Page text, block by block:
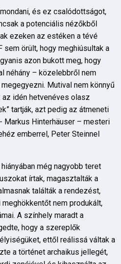
és ez csalódottságot,
a potenciális nézőkből
ezeken az estéken a tévé
sem örült, hogy meghiúsultak a
azon bukott meg, hogy
néhány – közelebbről nem
Mutival nem könnyű
idén hetvenéves olasz
tartják, azt pedig az átmeneti
Markus Hinterhäuser – mesteri
emberrel, Peter Steinnel
még nagyobb teret
írtak, magasztalták a
találták a rendezést,
nem produkált,
A színhely maradt a
hogy a szereplők
ettől reálissá váltak a
a történet archaikus jellegét,